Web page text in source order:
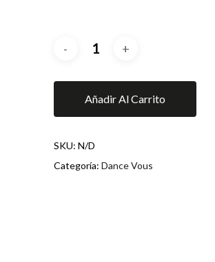
Añadir Al Carrito
SKU: N/D
Categoría: Dance Vous